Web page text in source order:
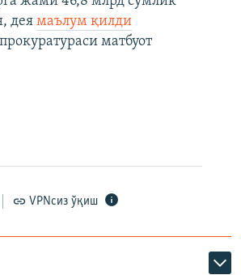
дея маълум қилди
матбуот
VPNсиз ўқиш